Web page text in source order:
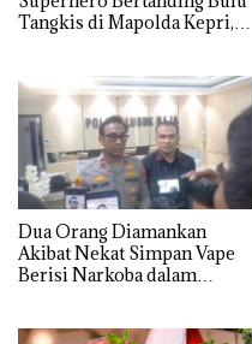
Tangkis di Mapolda Kepri,
Dua Orang Diamankan
Akibat Nekat Simpan Vape
Berisi Narkoba dalam